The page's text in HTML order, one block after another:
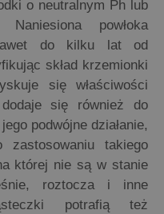
o neutralnym Ph lub
powłoka
do kilku lat od
skład krzemionki
się właściwości
dodaje się również do
podwójne działanie,
takiego
której nie są w stanie
roztocza i inne
potrafią też